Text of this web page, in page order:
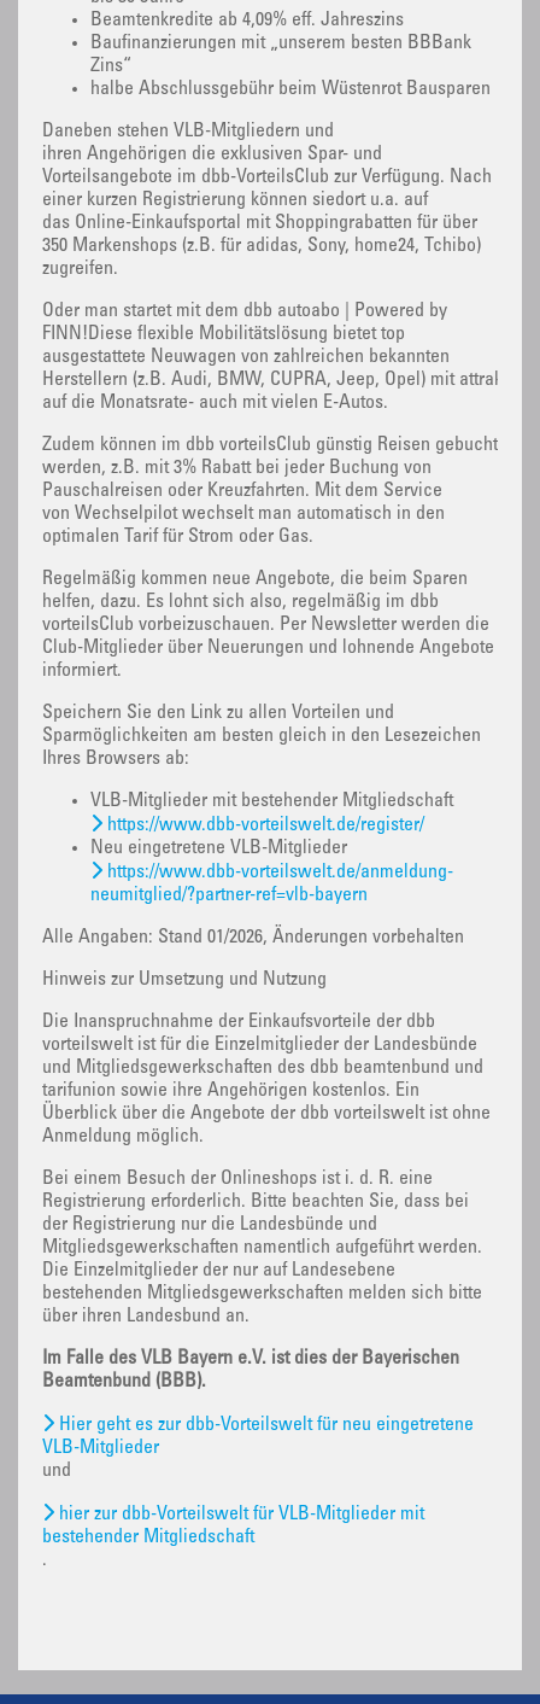
Beamtenkredite ab 4,09% eff. Jahreszins
Baufinanzierungen mit „unserem besten BBBank
Zins“
halbe Abschlussgebühr beim Wüstenrot Bausparen
Daneben stehen VLB-Mitgliedern und
ihren Angehörigen die exklusiven Spar- und
Vorteilsangebote im dbb-VorteilsClub zur Verfügung. Nach
einer kurzen Registrierung können siedort u.a. auf
das Online-Einkaufsportal mit Shoppingrabatten für über
350 Markenshops (z.B. für adidas, Sony, home24, Tchibo)
zugreifen.
Oder man startet mit dem dbb autoabo | Powered by
FINN!Diese flexible Mobilitätslösung bietet top
ausgestattete Neuwagen von zahlreichen bekannten
Herstellern (z.B. Audi, BMW, CUPRA, Jeep, Opel) mit
auf die Monatsrate- auch mit vielen E-Autos.
Zudem können im dbb vorteilsClub günstig Reisen gebucht
werden, z.B. mit 3% Rabatt bei jeder Buchung von
Pauschalreisen oder Kreuzfahrten. Mit dem Service
von Wechselpilot wechselt man automatisch in den
optimalen Tarif für Strom oder Gas.
Regelmäßig kommen neue Angebote, die beim Sparen
helfen, dazu. Es lohnt sich also, regelmäßig im dbb
vorteilsClub vorbeizuschauen. Per Newsletter werden die
Club-Mitglieder über Neuerungen und lohnende Angebote
informiert.
Speichern Sie den Link zu allen Vorteilen und
Sparmöglichkeiten am besten gleich in den Lesezeichen
Ihres Browsers ab:
VLB-Mitglieder mit bestehender Mitgliedschaft
https://www.dbb-vorteilswelt.de/register/
Neu eingetretene VLB-Mitglieder
https://www.dbb-vorteilswelt.de/anmeldung-
neumitglied/?partner-ref=vlb-bayern
Alle Angaben: Stand 01/2026, Änderungen vorbehalten
Hinweis zur Umsetzung und Nutzung
Die Inanspruchnahme der Einkaufsvorteile der dbb
vorteilswelt ist für die Einzelmitglieder der Landesbünde
und Mitgliedsgewerkschaften des dbb beamtenbund und
tarifunion sowie ihre Angehörigen kostenlos. Ein
Überblick über die Angebote der dbb vorteilswelt ist ohne
Anmeldung möglich.
Bei einem Besuch der Onlineshops ist i. d. R. eine
Registrierung erforderlich. Bitte beachten Sie, dass bei
der Registrierung nur die Landesbünde und
Mitgliedsgewerkschaften namentlich aufgeführt werden.
Die Einzelmitglieder der nur auf Landesebene
bestehenden Mitgliedsgewerkschaften melden sich bitte
über ihren Landesbund an.
Im Falle des VLB Bayern e.V. ist dies der Bayerischen
Beamtenbund (BBB).
Hier geht es zur dbb-Vorteilswelt für neu eingetretene
VLB-Mitglieder
und
hier zur dbb-Vorteilswelt für VLB-Mitglieder mit
bestehender Mitgliedschaft
.